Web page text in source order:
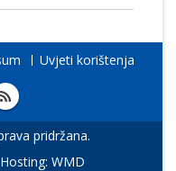
Uvjeti korištenja
pridržana.
WMD